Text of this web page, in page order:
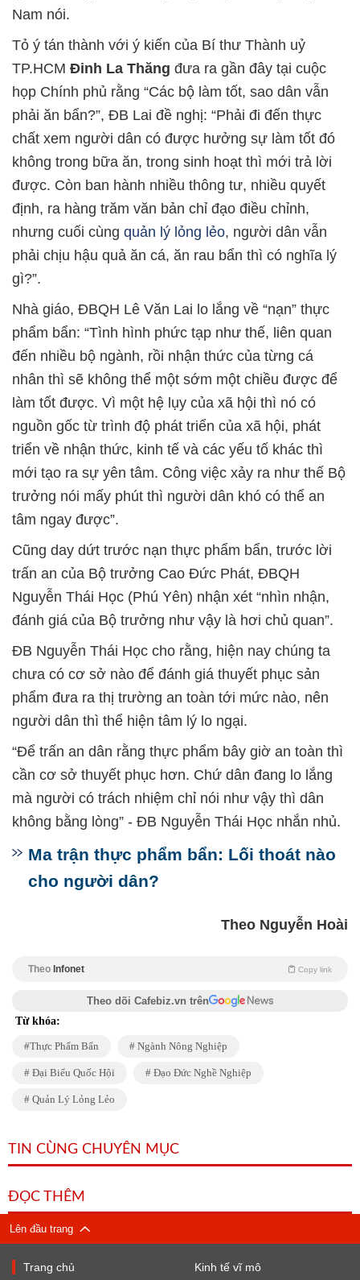
Nam nói.
Tỏ ý tán thành với ý kiến của Bí thư Thành uỷ
TP.HCM Đinh La Thăng đưa ra gần đây tại cuộc
họp Chính phủ rằng “Các bộ làm tốt, sao dân vẫn
phải ăn bẩn?”, ĐB Lai đề nghị: “Phải đi đến thực
chất xem người dân có được hưởng sự làm tốt đó
không trong bữa ăn, trong sinh hoạt thì mới trả lời
được. Còn ban hành nhiều thông tư, nhiều quyết
định, ra hàng trăm văn bản chỉ đạo điều chỉnh,
nhưng cuối cùng quản lý lỏng lẻo, người dân vẫn
phải chịu hậu quả ăn cá, ăn rau bẩn thì có nghĩa lý
gì?”.
Nhà giáo, ĐBQH Lê Văn Lai lo lắng về “nạn” thực
phẩm bẩn: “Tình hình phức tạp như thế, liên quan
đến nhiều bộ ngành, rồi nhận thức của từng cá
nhân thì sẽ không thể một sớm một chiều được để
làm tốt được. Vì một hệ lụy của xã hội thì nó có
nguồn gốc từ trình độ phát triển của xã hội, phát
triển về nhận thức, kinh tế và các yếu tố khác thì
mới tạo ra sự yên tâm. Công việc xảy ra như thế Bộ
trưởng nói mấy phút thì người dân khó có thể an
tâm ngay được”.
Cũng day dứt trước nạn thực phẩm bẩn, trước lời
trấn an của Bộ trưởng Cao Đức Phát, ĐBQH
Nguyễn Thái Học (Phú Yên) nhận xét “nhìn nhận,
đánh giá của Bộ trưởng như vậy là hơi chủ quan”.
ĐB Nguyễn Thái Học cho rằng, hiện nay chúng ta
chưa có cơ sở nào để đánh giá thuyết phục sản
phẩm đưa ra thị trường an toàn tới mức nào, nên
người dân thì thể hiện tâm lý lo ngại.
“Để trấn an dân rằng thực phẩm bây giờ an toàn thì
cần cơ sở thuyết phục hơn. Chứ dân đang lo lắng
mà người có trách nhiệm chỉ nói như vậy thì dân
không bằng lòng” - ĐB Nguyễn Thái Học nhắn nhủ.
Ma trận thực phẩm bẩn: Lối thoát nào
cho người dân?
Theo Nguyễn Hoài
Theo Infonet Copy link
Theo dõi Cafebiz.vn trên
Từ khóa:
Thực Phẩm Bẩn Ngành Nông Nghiệp
Đại Biểu Quốc Hội Đạo Đức Nghề Nghiệp
Quản Lý Lỏng Lẻo
TIN CÙNG CHUYÊN MỤC
ĐỌC THÊM
Lên đầu trang
Trang chủ Kinh tế vĩ mô